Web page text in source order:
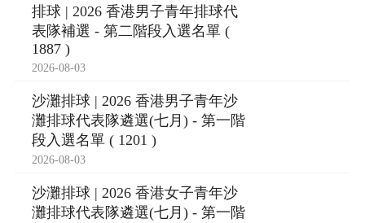
排球 | 2026 香港男子青年排球代
表隊補選 - 第二階段入選名單 (
1887 )
2026-08-03
沙灘排球 | 2026 香港男子青年沙
灘排球代表隊遴選(七月) - 第一階
段入選名單 ( 1201 )
2026-08-03
沙灘排球 | 2026 香港女子青年沙
灘排球代表隊遴選(七月) - 第一階